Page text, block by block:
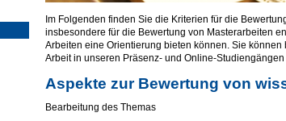
Im Folgenden finden Sie die Kriterien für die
insbesondere für die Bewertung von Masterarbeiten
Arbeiten eine Orientierung bieten können. Sie
Arbeit in unseren Präsenz- und Online-
Aspekte zur Bewertung von
Bearbeitung des Themas